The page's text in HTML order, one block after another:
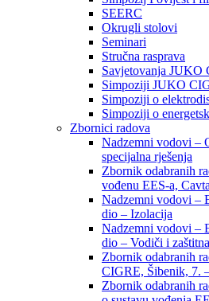
SEERC
Okrugli stolovi
Seminari​
Stručna rasprava​
Savjetovanja JUKO
Simpoziji JUKO
Simpoziji o
Simpoziji o
Zbornici radova
Nadzemni vodovi –
specijalna rješenja
Zbornik odabranih
vođenu EES-a,
Nadzemni vodovi –
dio – Izolacija
Nadzemni vodovi –
dio – Vodiči i
Zbornik odabranih
CIGRE, Šibenik, 7.
Zbornik odabranih